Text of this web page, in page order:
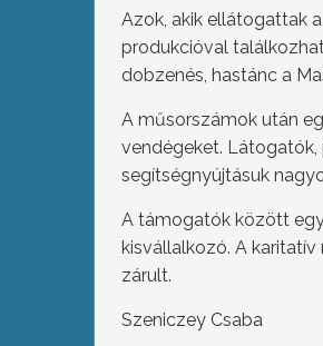
Azok, akik ellátogattak
produkcióval
dobzenés, hastánc a
A műsorszámok után
vendégeket.
segítségnyújtásuk
A támogatók között
kisvállalkozó. A
zárult.
Szeniczey Csaba